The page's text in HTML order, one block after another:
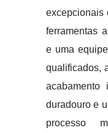
excepcionais
ferramentas
e uma
qualificados,
acabamento
duradouro e
processo